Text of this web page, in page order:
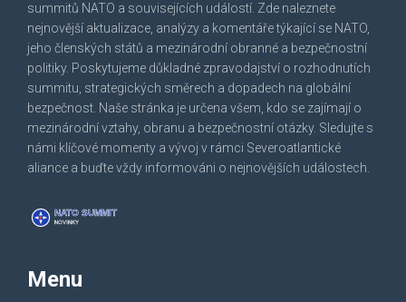
summitů NATO a souvisejících událostí. Zde naleznete
nejnovější aktualizace, analýzy a komentáře týkající se NATO,
jeho členských států a mezinárodní obranné a bezpečnostní
politiky. Poskytujeme důkladné zpravodajství o rozhodnutích
summitu, strategických směrech a dopadech na globální
bezpečnost. Naše stránka je určena všem, kdo se zajímají o
mezinárodní vztahy, obranu a bezpečnostní otázky. Sledujte s
námi klíčové momenty a vývoj v rámci Severoatlantické
aliance a buďte vždy informováni o nejnovějších událostech.
Menu